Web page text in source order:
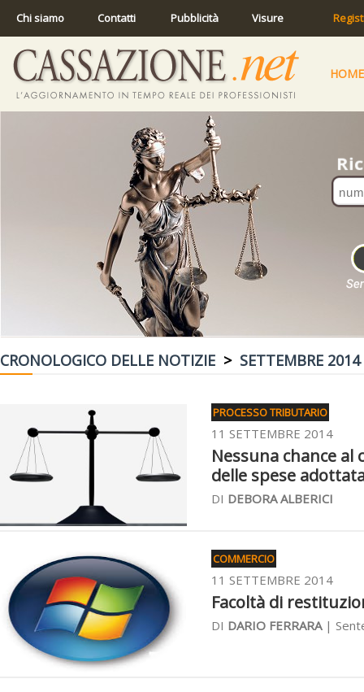
Chi siamo Contatti Pubblicità Visure
HOME
CRONOLOGICO DELLE NOTIZIE > SETTEMBRE 2014
PROCESSO TRIBUTARIO
11 SETTEMBRE 2014
Nessuna chance
delle spese
DI DEBORA ALBERICI
COMMERCIO
11 SETTEMBRE 2014
Facoltà di
DI DARIO FERRARA|